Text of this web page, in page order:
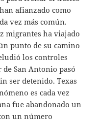
afianzado como
vez más común.
migrantes ha viajado
punto de su camino
los controles
San Antonio pasó
ser detenido. Texas
es cada vez
fue abandonado un
un número